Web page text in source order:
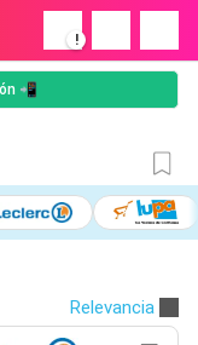
!
📲
Relevancia